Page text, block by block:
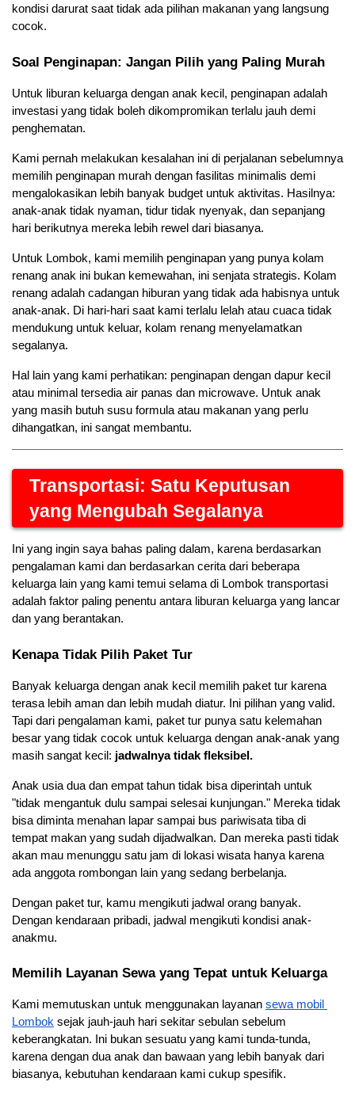
kondisi darurat saat tidak ada pilihan makanan yang langsung
cocok.
Soal Penginapan: Jangan Pilih yang Paling Murah
Untuk liburan keluarga dengan anak kecil, penginapan adalah
investasi yang tidak boleh dikompromikan terlalu jauh demi
penghematan.
Kami pernah melakukan kesalahan ini di perjalanan sebelumnya
memilih penginapan murah dengan fasilitas minimalis demi
mengalokasikan lebih banyak budget untuk aktivitas. Hasilnya:
anak-anak tidak nyaman, tidur tidak nyenyak, dan sepanjang
hari berikutnya mereka lebih rewel dari biasanya.
Untuk Lombok, kami memilih penginapan yang punya kolam
renang anak ini bukan kemewahan, ini senjata strategis. Kolam
renang adalah cadangan hiburan yang tidak ada habisnya untuk
anak-anak. Di hari-hari saat kami terlalu lelah atau cuaca tidak
mendukung untuk keluar, kolam renang menyelamatkan
segalanya.
Hal lain yang kami perhatikan: penginapan dengan dapur kecil
atau minimal tersedia air panas dan microwave. Untuk anak
yang masih butuh susu formula atau makanan yang perlu
dihangatkan, ini sangat membantu.
Transportasi: Satu Keputusan
yang Mengubah Segalanya
Ini yang ingin saya bahas paling dalam, karena berdasarkan
pengalaman kami dan berdasarkan cerita dari beberapa
keluarga lain yang kami temui selama di Lombok transportasi
adalah faktor paling penentu antara liburan keluarga yang lancar
dan yang berantakan.
Kenapa Tidak Pilih Paket Tur
Banyak keluarga dengan anak kecil memilih paket tur karena
terasa lebih aman dan lebih mudah diatur. Ini pilihan yang valid.
Tapi dari pengalaman kami, paket tur punya satu kelemahan
besar yang tidak cocok untuk keluarga dengan anak-anak yang
masih sangat kecil: jadwalnya tidak fleksibel.
Anak usia dua dan empat tahun tidak bisa diperintah untuk
"tidak mengantuk dulu sampai selesai kunjungan." Mereka tidak
bisa diminta menahan lapar sampai bus pariwisata tiba di
tempat makan yang sudah dijadwalkan. Dan mereka pasti tidak
akan mau menunggu satu jam di lokasi wisata hanya karena
ada anggota rombongan lain yang sedang berbelanja.
Dengan paket tur, kamu mengikuti jadwal orang banyak.
Dengan kendaraan pribadi, jadwal mengikuti kondisi anak-
anakmu.
Memilih Layanan Sewa yang Tepat untuk Keluarga
Kami memutuskan untuk menggunakan layanan sewa mobil
Lombok sejak jauh-jauh hari sekitar sebulan sebelum
keberangkatan. Ini bukan sesuatu yang kami tunda-tunda,
karena dengan dua anak dan bawaan yang lebih banyak dari
biasanya, kebutuhan kendaraan kami cukup spesifik.